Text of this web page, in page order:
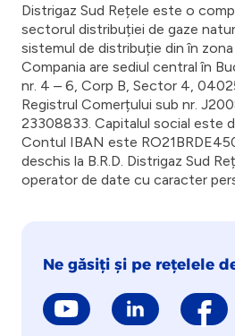
Distrigaz Sud Rețele este o
sectorul distribuției de gaze
sistemul de distribuție din în zona
Compania are sediul central în
nr. 4 – 6, Corp B, Sector 4,
Registrul Comerțului sub nr.
23308833. Capitalul social este
Contul IBAN este
deschis la B.R.D. Distrigaz Sud
operator de date cu caracter
Ne găsiți și pe rețelele